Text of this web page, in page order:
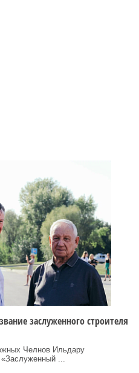
заслуженного строителя
Челнов Ильдару
...